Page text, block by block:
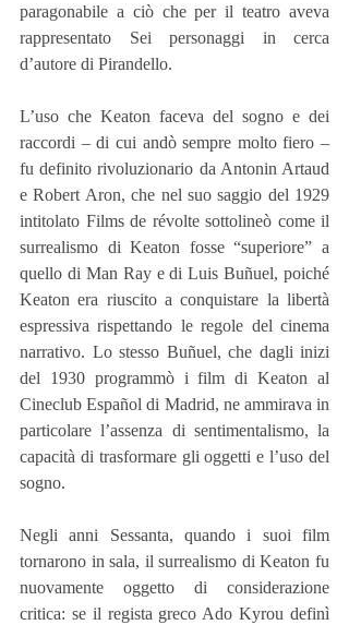
paragonabile a ciò che per il teatro aveva
rappresentato Sei personaggi in cerca
d’autore di Pirandello.
L’uso che Keaton faceva del sogno e dei
raccordi – di cui andò sempre molto fiero –
fu definito rivoluzionario da Antonin Artaud
e Robert Aron, che nel suo saggio del 1929
intitolato Films de révolte sottolineò come il
surrealismo di Keaton fosse “superiore” a
quello di Man Ray e di Luis Buñuel, poiché
Keaton era riuscito a conquistare la libertà
espressiva rispettando le regole del cinema
narrativo. Lo stesso Buñuel, che dagli inizi
del 1930 programmò i film di Keaton al
Cineclub Español di Madrid, ne ammirava in
particolare l’assenza di sentimentalismo, la
capacità di trasformare gli oggetti e l’uso del
sogno.
Negli anni Sessanta, quando i suoi film
tornarono in sala, il surrealismo di Keaton fu
nuovamente oggetto di considerazione
critica: se il regista greco Ado Kyrou definì